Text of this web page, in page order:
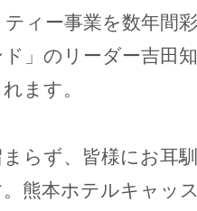
ィー事業を数年間
」のリーダー吉田
ます。
らず、皆様にお耳
熊本ホテルキャッ